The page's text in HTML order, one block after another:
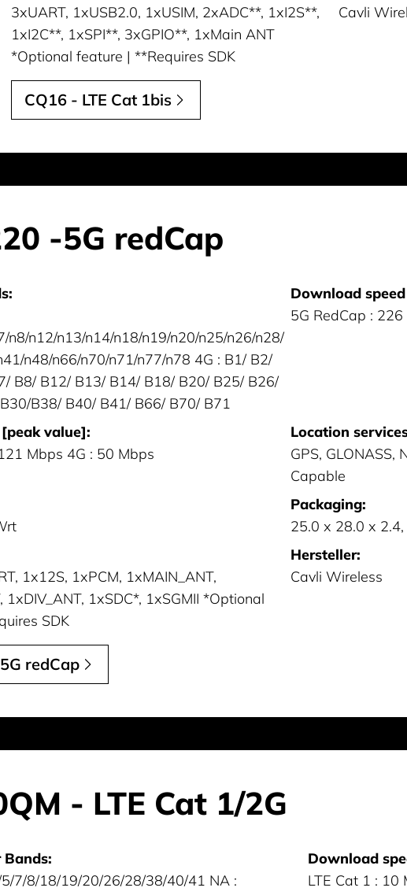
3xUART, 1xUSB2.0, 1xUSIM, 2xADC**, 1xI2S**,
1xI2C**, 1xSPI**, 3xGPIO**, 1xMain ANT
*Optional feature | **Requires SDK
Cavli
CQ16 - LTE Cat 1bis
-5G redCap
n8/n12/n13/n14/n18/n19/n20/n25/n26/n28/
n48/n66/n70/n71/n77/n78 4G : B1/ B2/
B8/ B12/ B13/ B14/ B18/ B20/ B25/ B26/
B38/ B40/ B41/ B66/ B70/ B71
Download
5G RedCap :
value]:
Mbps 4G : 50 Mbps
Location
GPS, GLONASS,
Capable
Packaging:
25.0 x 28.0 x 2.4,
1x12S, 1xPCM, 1xMAIN_ANT,
1xDIV_ANT, 1xSDC*, 1xSGMII *Optional
SDK
Hersteller:
Cavli Wireless
redCap
- LTE Cat 1/2G
Bands:
5/7/8/18/19/20/26/28/38/40/41 NA :
Download
LTE Cat 1 : 10